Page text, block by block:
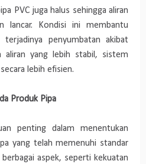
PVC juga halus sehingga aliran
lancar. Kondisi ini membantu
terjadinya penyumbatan akibat
aliran yang lebih stabil, sistem
lebih efisien.
Produk Pipa
penting
dalam menentukan
yang telah memenuhi standar
aspek, seperti kekuatan